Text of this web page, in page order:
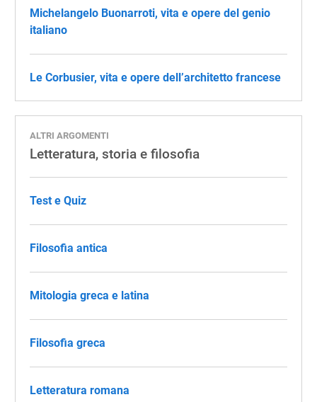
Michelangelo Buonarroti, vita e opere del genio
italiano
Le Corbusier, vita e opere dell’architetto francese
ALTRI ARGOMENTI
Letteratura, storia e filosofia
Test e Quiz
Filosofia antica
Mitologia greca e latina
Filosofia greca
Letteratura romana